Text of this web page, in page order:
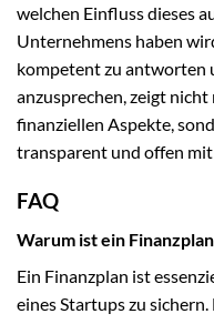
welchen Einfluss dieses
Unternehmens haben
kompetent zu antworten
anzusprechen, zeigt
finanziellen Aspekte,
transparent und offen
FAQ
Warum ist ein
Ein Finanzplan ist
eines Startups zu